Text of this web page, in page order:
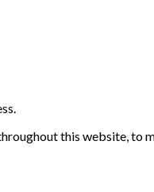
this website, to